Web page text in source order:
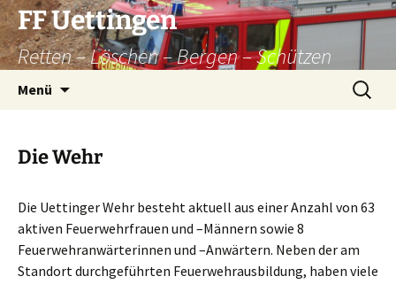
Zum
Inhalt
springen
FF Uettingen
Retten – Löschen – Bergen – Schützen
Menü
Suchen
nach:
Die Wehr
Die Uettinger Wehr besteht aktuell aus einer Anzahl von 63
aktiven Feuerwehrfrauen und –Männern sowie 8
Feuerwehranwärterinnen und –Anwärtern. Neben der am
Standort durchgeführten Feuerwehrausbildung, haben viele